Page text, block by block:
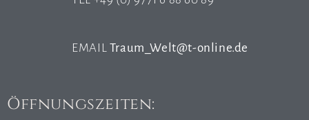
EMAIL Traum_Welt@t-online.de
Öffnungszeiten: